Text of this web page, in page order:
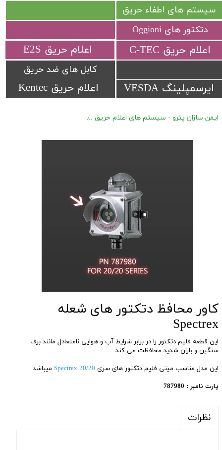
اعلام حریق Kentec
​اعلام حریق C-TEC​​​​​​​ ​اعلام حریق E2S
ایرسمپلینگ VESDA
سیستم های اطفاء حریق
کابل های ضد حریق
دتکتور های Oggioni
ایمن سازان پترو - سیستم های اعلام حریق
کاور محافظ دتکتور های شعله
Spectrex
این قطعه فلیم دتکتور را در برابر شرایط آب و هوایی نامتعادل مانند برف
سنگین و باران شدید محافظت می کند.
این مدل مناسب مینی فلیم دتکتور های سری Spectrex 20/20 میباشد .
پارت نامبر : 787980
نظرات